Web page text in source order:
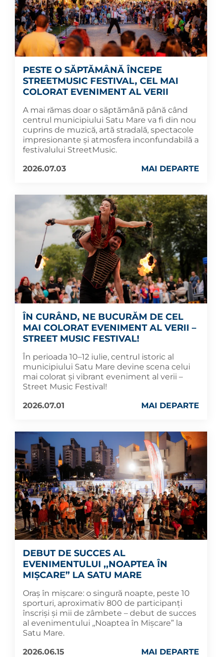
PESTE O SĂPTĂMÂNĂ ÎNCEPE
STREETMUSIC FESTIVAL, CEL MAI
COLORAT EVENIMENT AL VERII
A mai rămas doar o săptămână până când
centrul municipiului Satu Mare va fi din nou
cuprins de muzică, artă stradală, spectacole
impresionante și atmosfera inconfundabilă a
festivalului StreetMusic.
2026.07.03
MAI DEPARTE
ÎN CURÂND, NE BUCURĂM DE CEL
MAI COLORAT EVENIMENT AL VERII –
STREET MUSIC FESTIVAL!
În perioada 10–12 iulie, centrul istoric al
municipiului Satu Mare devine scena celui
mai colorat și vibrant eveniment al verii –
Street Music Festival!
2026.07.01
MAI DEPARTE
DEBUT DE SUCCES AL
EVENIMENTULUI ,,NOAPTEA ÎN
MIȘCARE” LA SATU MARE
Oraș în mișcare: o singură noapte, peste 10
sporturi, aproximativ 800 de participanți
înscriși și mii de zâmbete – debut de succes
al evenimentului ,,Noaptea în Mișcare” la
Satu Mare.
2026.06.15
MAI DEPARTE